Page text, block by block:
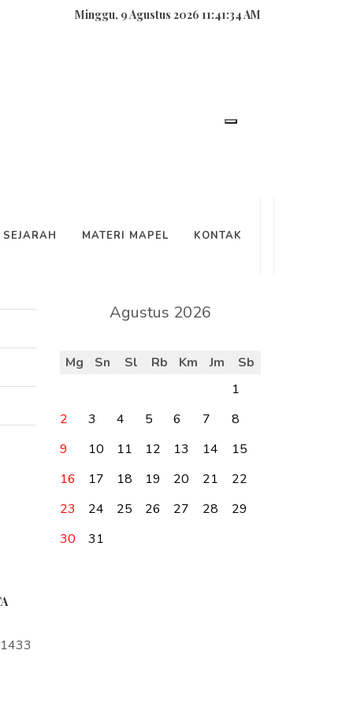
Minggu, 9 Agustus 2026 11:41:34 AM
SEJARAH MATERI MAPEL KONTAK
Agustus 2026
Mg Sn Sl Rb Km Jm
Sb
1
2
3 4 5 6 7
8
9
10 11 12 13 14
15
16
17 18 19 20 21
22
23
24 25 26 27 28
29
30
31